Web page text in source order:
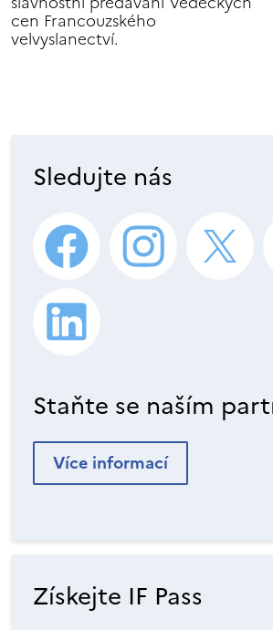
cen Francouzského
velvyslanectví.
Sledujte nás
Staňte se naším
Více informací
Získejte IF Pass